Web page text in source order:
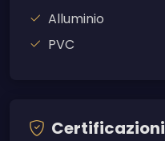
Alluminio
PVC
Certificazioni